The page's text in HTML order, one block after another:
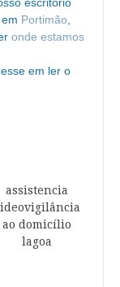
Portimão
onde estamos
em ler o
assistencia
ao domicílio
lagoa